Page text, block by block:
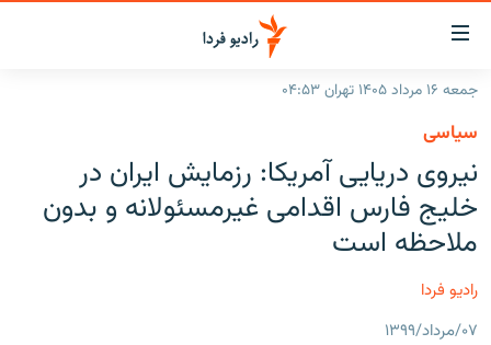
لینک‌های
قابلیت
دسترسی
بازگشت
منوی
اصلی
رفتن
صفحه
جستجو
جهان
رادیو
جمعه ۱۶ مرداد ۱۴۰۵ تهران ۰۴:۵۳
سیاسی
نیروی دریایی آمریکا: رزمایش ایران در
خلیج فارس اقدامی غیرمسئولانه و بدون
ملاحظه است
رادیو فردا
۰۷/مرداد/۱۳۹۹